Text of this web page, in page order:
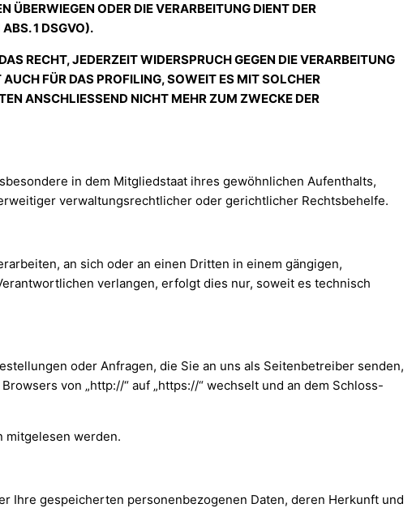
ÜBERWIEGEN ODER DIE VERARBEITUNG DIENT DER
1 DSGVO).
RECHT, JEDERZEIT WIDERSPRUCH GEGEN DIE VERARBEITUNG
FÜR DAS PROFILING, SOWEIT ES MIT SOLCHER
ANSCHLIESSEND NICHT MEHR ZUM ZWECKE DER
in dem Mitgliedstaat ihres gewöhnlichen Aufenthalts,
verwaltungsrechtlicher oder gerichtlicher Rechtsbehelfe.
an sich oder an einen Dritten in einem gängigen,
verlangen, erfolgt dies nur, soweit es technisch
oder Anfragen, die Sie an uns als Seitenbetreiber senden,
von „http://“ auf „https://“ wechselt und an dem Schloss-
mitgelesen werden.
Ihre gespeicherten personenbezogenen Daten, deren Herkunft und